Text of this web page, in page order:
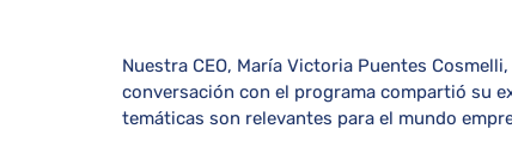
Nuestra CEO, María Victoria Puentes
conversación con el programa compartió su
temáticas son relevantes para el mundo